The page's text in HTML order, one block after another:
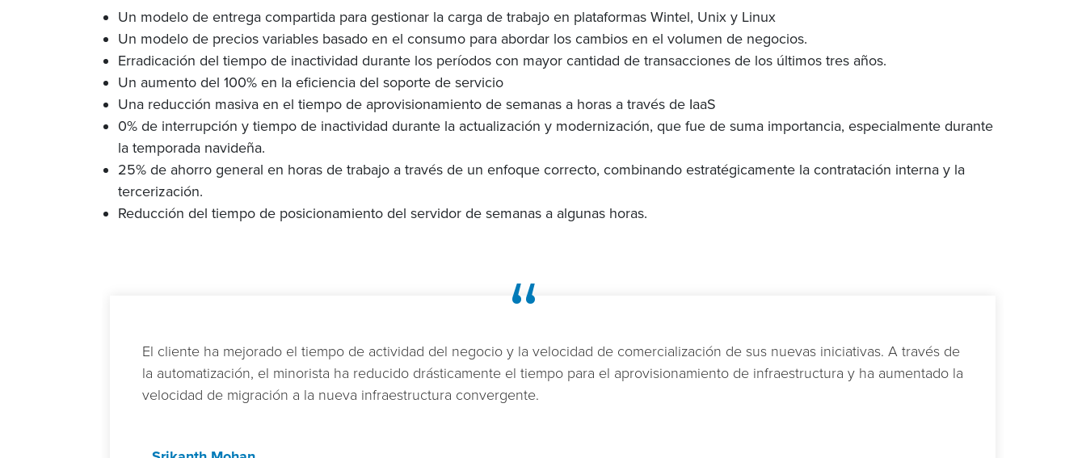
Un modelo de entrega compartida para gestionar la carga de trabajo en plataformas Wintel, Unix y Linux
Un modelo de precios variables basado en el consumo para abordar los cambios en el volumen de negocios.
Erradicación del tiempo de inactividad durante los períodos con mayor cantidad de transacciones de los últimos tres años.
Un aumento del 100% en la eficiencia del soporte de servicio
Una reducción masiva en el tiempo de aprovisionamiento de semanas a horas a través de IaaS
0% de interrupción y tiempo de inactividad durante la actualización y modernización, que fue de suma importancia, especialmente durante
la temporada navideña.
25% de ahorro general en horas de trabajo a través de un enfoque correcto, combinando estratégicamente la contratación interna y la
tercerización.
Reducción del tiempo de posicionamiento del servidor de semanas a algunas horas.
“
El cliente ha mejorado el tiempo de actividad del negocio y la velocidad de comercialización de sus nuevas iniciativas. A través de
la automatización, el minorista ha reducido drásticamente el tiempo para el aprovisionamiento de infraestructura y ha aumentado la
velocidad de migración a la nueva infraestructura convergente.